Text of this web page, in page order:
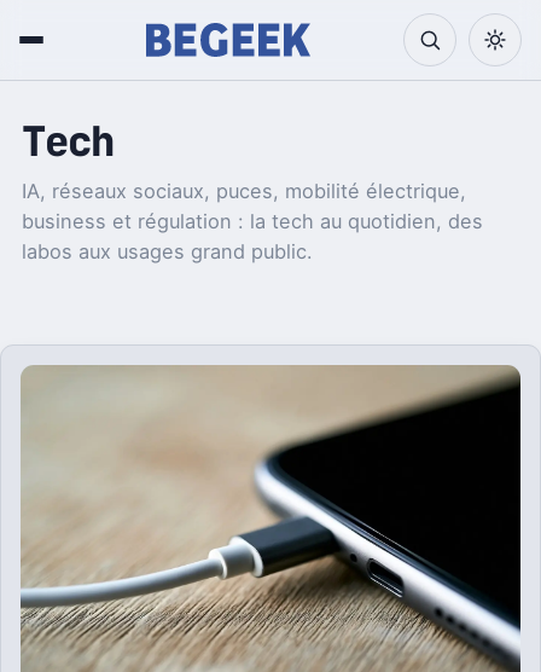
Tech
IA, réseaux sociaux, puces, mobilité électrique,
business et régulation : la tech au quotidien, des
labos aux usages grand public.